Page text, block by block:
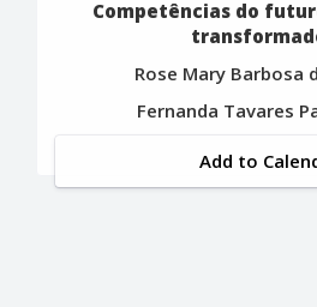
Competências do
Rose Mary Barbosa
Fernanda Tavares
Add to